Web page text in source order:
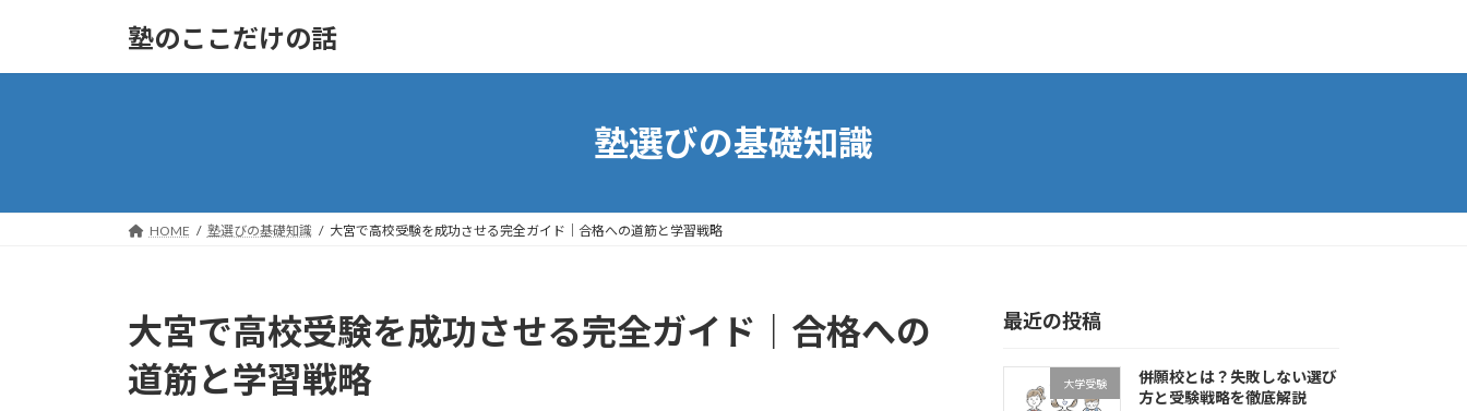
塾のここだけの話
塾選びの基礎知識
HOME 塾選びの基礎知識 大宮で高校受験を成功させる完全ガイド｜合格への道筋と学習戦略
大宮で高校受験を成功させる完全ガイド｜合格への
道筋と学習戦略
最近の投稿
大学受験
併願校とは？失敗しない選び
方と受験戦略を徹底解説